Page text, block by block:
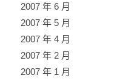
2007 年 6 月
2007 年 5 月
2007 年 4 月
2007 年 2 月
2007 年 1 月